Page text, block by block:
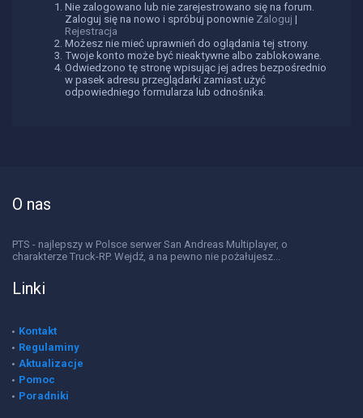
Nie zalogowano lub nie zarejestrowano się na forum.
Zaloguj się na nowo i spróbuj ponownie Zaloguj |
Rejestracja
Możesz nie mieć uprawnień do oglądania tej strony.
Twoje konto może być nieaktywne albo zablokowane.
Odwiedzono tę stronę wpisując jej adres bezpośrednio
w pasek adresu przeglądarki zamiast użyć
odpowiedniego formularza lub odnośnika.
O nas
PTS - najlepszy w Polsce serwer San Andreas Multiplayer, o
charakterze Truck-RP. Wejdź, a na pewno nie pożałujesz...
Linki
Kontakt
Regulaminy
Aktualizacje
Pomoc
Poradniki